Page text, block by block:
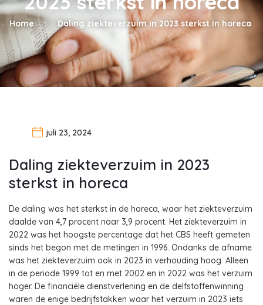
Home Daling ziekteverzuim in 2023 sterkst in horeca
juli 23, 2024
Daling ziekteverzuim in 2023
sterkst in horeca
De daling was het sterkst in de horeca, waar het ziekteverzuim
daalde van 4,7 procent naar 3,9 procent. Het ziekteverzuim in
2022 was het hoogste percentage dat het CBS heeft gemeten
sinds het begon met de metingen in 1996. Ondanks de afname
was het ziekteverzuim ook in 2023 in verhouding hoog. Alleen
in de periode 1999 tot en met 2002 en in 2022 was het verzuim
hoger. De financiële dienstverlening en de delfstoffenwinning
waren de enige bedrijfstakken waar het verzuim in 2023 iets